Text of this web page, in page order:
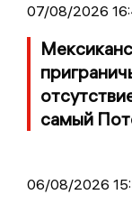
07/08/2026
самый
06/08/2026